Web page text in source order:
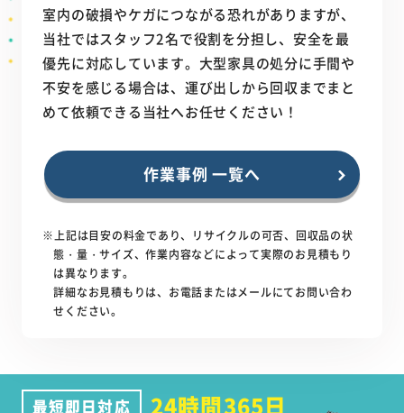
室内の破損やケガにつながる恐れがありますが、
当社ではスタッフ2名で役割を分担し、安全を最
優先に対応しています。大型家具の処分に手間や
不安を感じる場合は、運び出しから回収までまと
めて依頼できる当社へお任せください！
作業事例 一覧へ
※上記は目安の料金であり、リサイクルの可否、回収品の状
態・量・サイズ、作業内容などによって実際のお見積もり
は異なります。
詳細なお見積もりは、お電話またはメールにてお問い合わ
せください。
最短即日対応
24時間365日